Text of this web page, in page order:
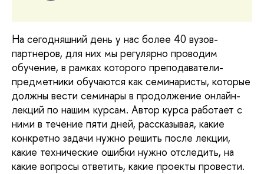
На сегодняшний день у нас более 40 вузов-
партнеров, для них мы регулярно проводим
обучение, в рамках которого преподаватели-
предметники обучаются как семинаристы, которые
должны вести семинары в продолжение онлайн-
лекций по нашим курсам. Автор курса работает с
ними в течение пяти дней, рассказывая, какие
конкретно задачи нужно решить после лекции,
какие технические ошибки нужно отследить, на
какие вопросы ответить, какие проекты провести.